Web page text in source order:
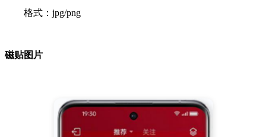
格式：jpg/png
磁贴图片